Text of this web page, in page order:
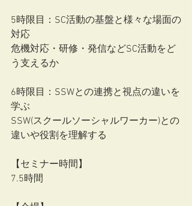
5時限目：SC活動の基盤と様々な場⾯の
対応
危機対応・研修・発信などSC活動をど
う⽀えるか
6時限目：SSWとの連携と視点の違いを
学ぶ
SSW(スクールソーシャルワーカー)との
違いや役割を理解する
【セミナー時間】
7.5時間